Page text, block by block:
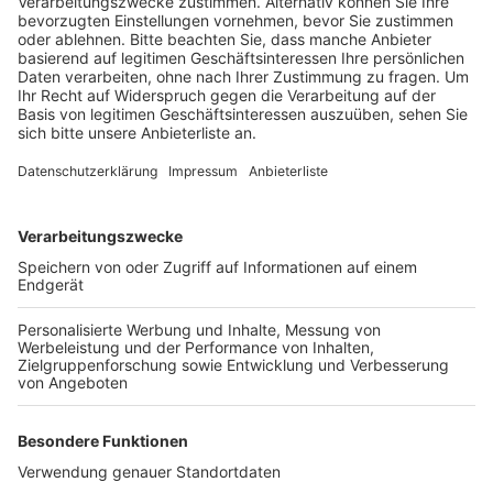
Anzeige
Anstatt durch die Stadt zu ziehen, gibt es diesmal eine
Fahrrad-Sternfahrt.
Sie startet an vier verschiedenen Stellen und führt zur
Kundgebung geben. Nach Angaben der Veranstalter
gibt es hier genug Platz, damit die Teilnehmer die
Hygiene- und Abstandsregeln einhalten können.
Beim CSD demonstrieren die Teilnehmer für die
Rechte von Schwulen, Lesben, Bisexuellen und
Transgendern.